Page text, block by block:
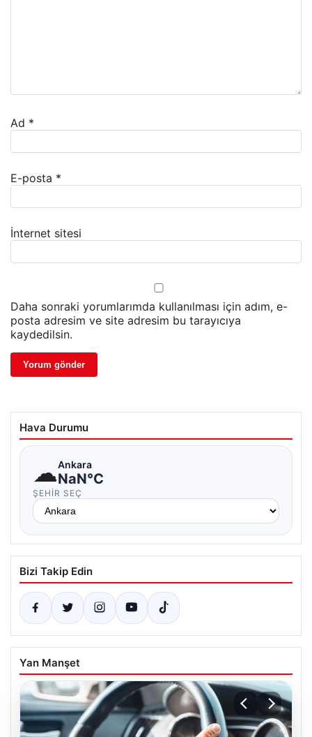
Ad *
E-posta *
İnternet sitesi
Daha sonraki yorumlarımda kullanılması için adım, e-
posta adresim ve site adresim bu tarayıcıya
kaydedilsin.
Hava Durumu
☁Ankara
NaN°C
ŞEHIR SEÇ
Bizi Takip Edin
Yan Manşet